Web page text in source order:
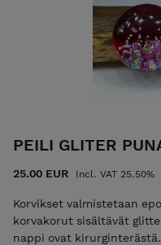
PEILI GLITER
25.00 EUR Incl. VAT 25.50%
Korvikset valmistetaan
korvakorut sisältävät
nappi ovat